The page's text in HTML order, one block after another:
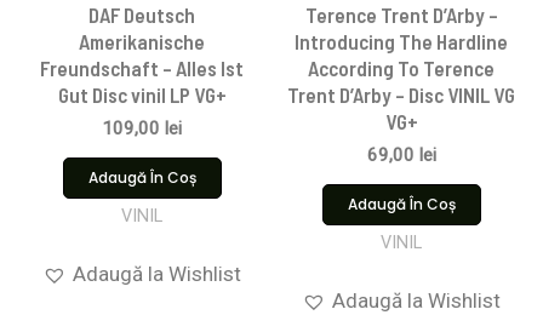
DAF Deutsch
Amerikanische
Freundschaft – Alles Ist
Gut Disc vinil LP VG+
109,00 lei
Adaugă În Coș
VINIL
Adaugă la Wishlist
Terence Trent D’Arby –
Introducing The Hardline
According To Terence
Trent D’Arby – Disc VINIL VG
VG+
69,00 lei
Adaugă În Coș
VINIL
Adaugă la Wishlist